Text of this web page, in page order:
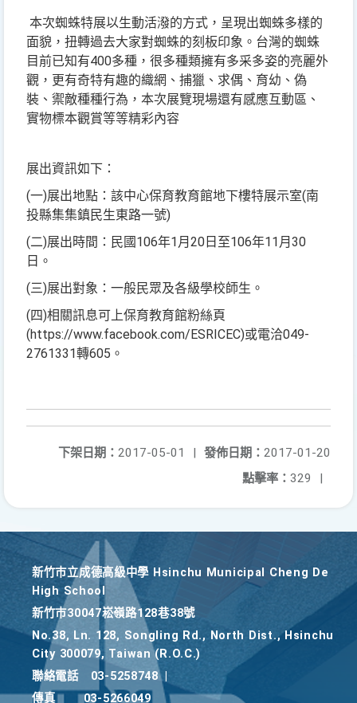
本次蜘蛛特展以生動活潑的方式，呈現出蜘蛛多樣的
面貌，扭轉過去大家對蜘蛛的刻板印象。台灣的蜘蛛
目前已知有400多種，很多種類擁有多采多姿的亮麗外
觀，更有奇特有趣的織網、捕獵、求偶、育幼、偽
裝、禦敵種種行為，本次展覽現場還有感應互動區、
實物標本觀賞等等精彩內容
展出資訊如下：
(一)展出地點：該中心保育教育館地下樓特展示室(南
投縣集集鎮民生東路一號)
(二)展出時間：民國106年1月20日至106年11月30
日。
(三)展出對象：一般民眾及各級學校師生。
(四)相關訊息可上保育教育館粉絲頁
(https://www.facebook.com/ESRICEC)或電洽049-
2761331轉605。
發佈日期： 2017-01-20
下架日期： 2017-05-01
|
點擊率： 329 |
新竹巿立成德高級中學 Hsinchu Municipal Cheng De
High School
新竹巿30047崧嶺路128巷38號
No.38, Ln. 128, Songling Rd., North Dist., Hsinchu
City 300079, Taiwan (R.O.C.)
聯絡電話
03-5258748
傳真
03-5266049